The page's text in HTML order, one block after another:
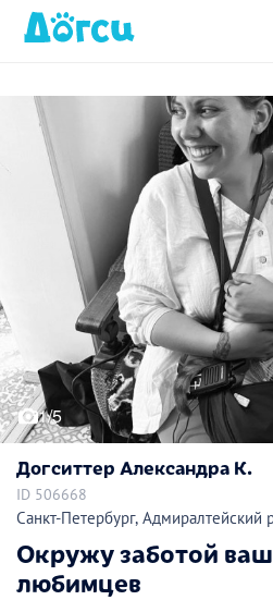
1/5
Догситтер Александра К.
ID 506668
Санкт-Петербург, Адмиралтейский
Окружу заботой
любимцев